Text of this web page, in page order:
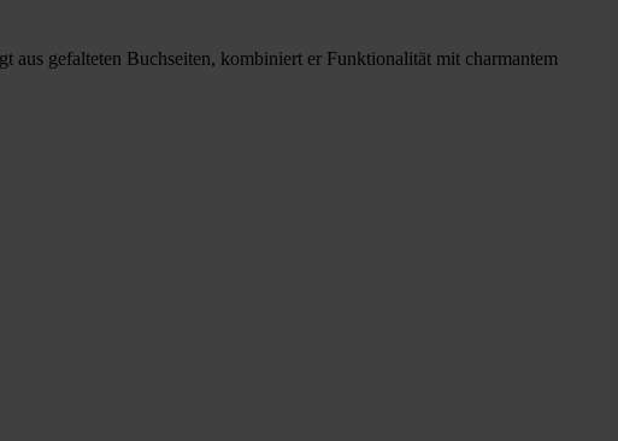
gefalteten Buchseiten, kombiniert er Funktionalität mit charmantem